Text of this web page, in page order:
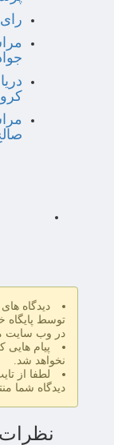
دیدگاه
توسط پایگاه
در وب سایت
پیام هایی
نخواهد شد.
لطفا از
دیدگاه شما